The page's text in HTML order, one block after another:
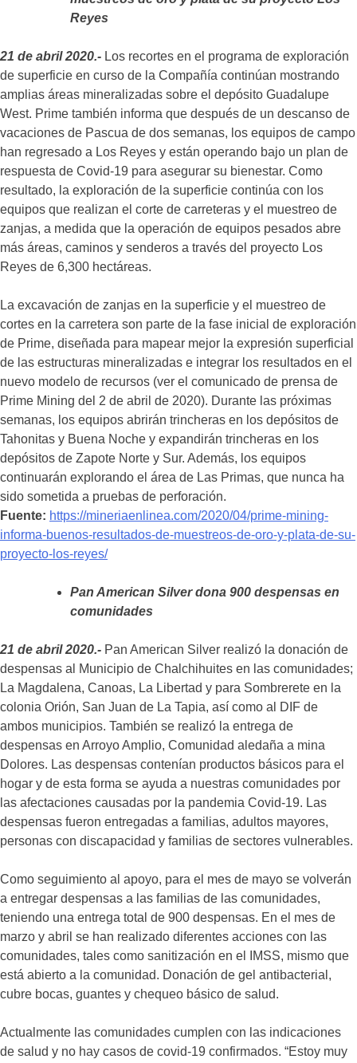
Reyes
21 de abril 2020.- Los recortes en el programa de exploración
de superficie en curso de la Compañía continúan mostrando
amplias áreas mineralizadas sobre el depósito Guadalupe
West. Prime también informa que después de un descanso de
vacaciones de Pascua de dos semanas, los equipos de campo
han regresado a Los Reyes y están operando bajo un plan de
respuesta de Covid-19 para asegurar su bienestar. Como
resultado, la exploración de la superficie continúa con los
equipos que realizan el corte de carreteras y el muestreo de
zanjas, a medida que la operación de equipos pesados ​​abre
más áreas, caminos y senderos a través del proyecto Los
Reyes de 6,300 hectáreas.
La excavación de zanjas en la superficie y el muestreo de
cortes en la carretera son parte de la fase inicial de exploración
de Prime, diseñada para mapear mejor la expresión superficial
de las estructuras mineralizadas e integrar los resultados en el
nuevo modelo de recursos (ver el comunicado de prensa de
Prime Mining del 2 de abril de 2020). Durante las próximas
semanas, los equipos abrirán trincheras en los depósitos de
Tahonitas y Buena Noche y expandirán trincheras en los
depósitos de Zapote Norte y Sur. Además, los equipos
continuarán explorando el área de Las Primas, que nunca ha
sido sometida a pruebas de perforación.
Fuente: https://mineriaenlinea.com/2020/04/prime-mining-
informa-buenos-resultados-de-muestreos-de-oro-y-plata-de-su-
proyecto-los-reyes/
Pan American Silver dona 900 despensas en
comunidades
21 de abril 2020.- Pan American Silver realizó la donación de
despensas al Municipio de Chalchihuites en las comunidades;
La Magdalena, Canoas, La Libertad y para Sombrerete en la
colonia Orión, San Juan de La Tapia, así como al DIF de
ambos municipios. También se realizó la entrega de
despensas en Arroyo Amplio, Comunidad aledaña a mina
Dolores. Las despensas contenían productos básicos para el
hogar y de esta forma se ayuda a nuestras comunidades por
las afectaciones causadas por la pandemia Covid-19. Las
despensas fueron entregadas a familias, adultos mayores,
personas con discapacidad y familias de sectores vulnerables.
Como seguimiento al apoyo, para el mes de mayo se volverán
a entregar despensas a las familias de las comunidades,
teniendo una entrega total de 900 despensas. En el mes de
marzo y abril se han realizado diferentes acciones con las
comunidades, tales como sanitización en el IMSS, mismo que
está abierto a la comunidad. Donación de gel antibacterial,
cubre bocas, guantes y chequeo básico de salud.
Actualmente las comunidades cumplen con las indicaciones
de salud y no hay casos de covid-19 confirmados. “Estoy muy